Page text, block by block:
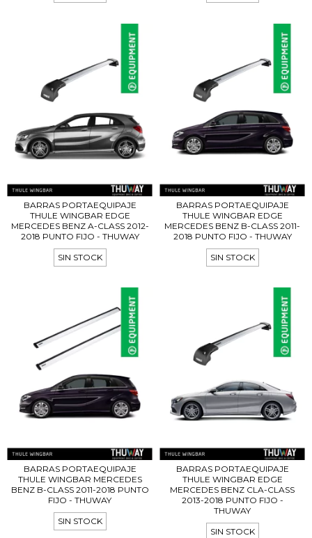
BARRAS PORTAEQUIPAJE
THULE WINGBAR EDGE
MERCEDES BENZ A-CLASS 2012-
2018 PUNTO FIJO - THUWAY
SIN STOCK
BARRAS PORTAEQUIPAJE
THULE WINGBAR EDGE
MERCEDES BENZ B-CLASS 2011-
2018 PUNTO FIJO - THUWAY
SIN STOCK
BARRAS PORTAEQUIPAJE
THULE WINGBAR MERCEDES
BENZ B-CLASS 2011-2018 PUNTO
FIJO - THUWAY
SIN STOCK
BARRAS PORTAEQUIPAJE
THULE WINGBAR EDGE
MERCEDES BENZ CLA-CLASS
2013-2018 PUNTO FIJO -
THUWAY
SIN STOCK